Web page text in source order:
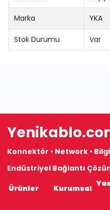
Marka YKA
Stok Durumu Var
Konnektör • Network •
Endüstriyel Bağlantı
Ürünler
Kurumsal